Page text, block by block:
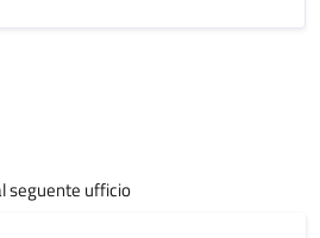
seguente ufficio